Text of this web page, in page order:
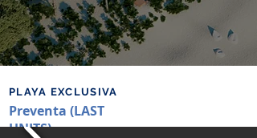
Preventa (LAST
UNITS)
PLAYA EXCLUSIVA